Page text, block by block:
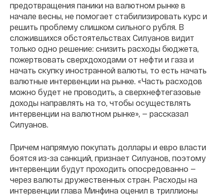
предотвращения паники на валютном рынке в
начале весны, не помогает стабилизировать курс и
решить проблему слишком сильного рубля. В
сложившихся обстоятельствах Силуанов видит
только одно решение: снизить расходы бюджета,
пожертвовать сверхдоходами от нефти и газа и
начать скупку иностранной валюты, то есть начать
валютные интервенции на рынке. «Часть расходов
можно будет не проводить, а сверхнефтегазовые
доходы направлять на то, чтобы осуществлять
интервенции на валютном рынке», — рассказал
Силуанов.
Причем напрямую покупать доллары и евро власти
боятся из-за санкций, признает Силуанов, поэтому
интервенции будут проходить опосредованно —
через валюты дружественных стран. Расходы на
интервенции глава Минфина оценил в триллионы